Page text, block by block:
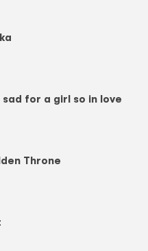
for a girl so in love
Throne